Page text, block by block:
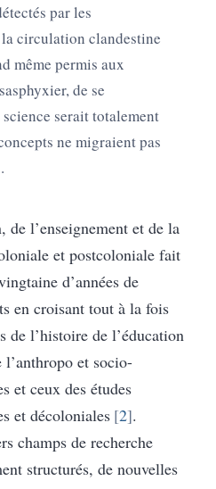
par les
circulation clandestine
même permis aux
de se
serait totalement
ne migraient pas
.
de l’enseignement et de la
et postcoloniale fait
d’années de
en croisant tout à la fois
de l’histoire de l’éducation
l’anthropo et socio-
et ceux des études
et décoloniales 2 .
champs de recherche
structurés, de nouvelles